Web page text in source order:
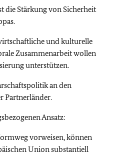
die Stärkung von Sicherheit
und kulturelle
Zusammenarbeit wollen
unterstützen.
an den
Partnerländer.
Ansatz:
vorweisen, können
Union substantiell